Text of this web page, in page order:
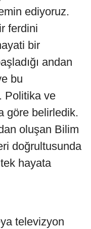
ediyoruz.
ferdini
bir
andan
bu
Politika ve
göre belirledik.
oluşan Bilim
doğrultusunda
tek hayata
televizyon